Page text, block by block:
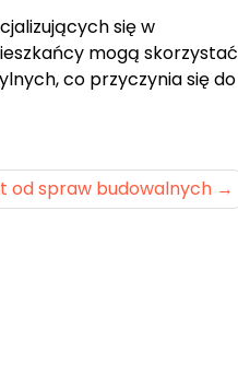
się w
mogą skorzystać
co przyczynia się do
od spraw budowalnych